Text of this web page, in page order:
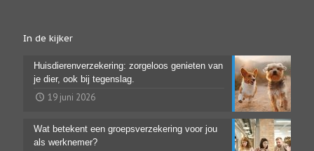
In de kijker
Huisdierenverzekering: zorgeloos genieten van
je dier, ook bij tegenslag.
19 juni 2026
Wat betekent een groepsverzekering voor jou
als werknemer?